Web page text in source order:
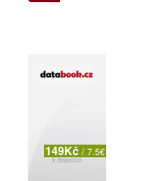
149Kč / 7.5€